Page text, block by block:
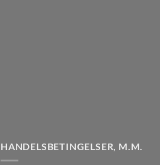
HANDELSBETINGELSER, M.M.